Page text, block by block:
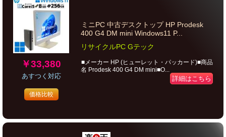
￥33,380
あすつく対応
価格比較
ミニPC 中古デスクトップ HP Prodesk
400 G4 DM mini Windows11 P...
リサイクルPC Gテック
■メーカー HP (ヒューレット・パッカード)■商品
名 Prodesk 400 G4 DM mini■O...
詳細はこちら